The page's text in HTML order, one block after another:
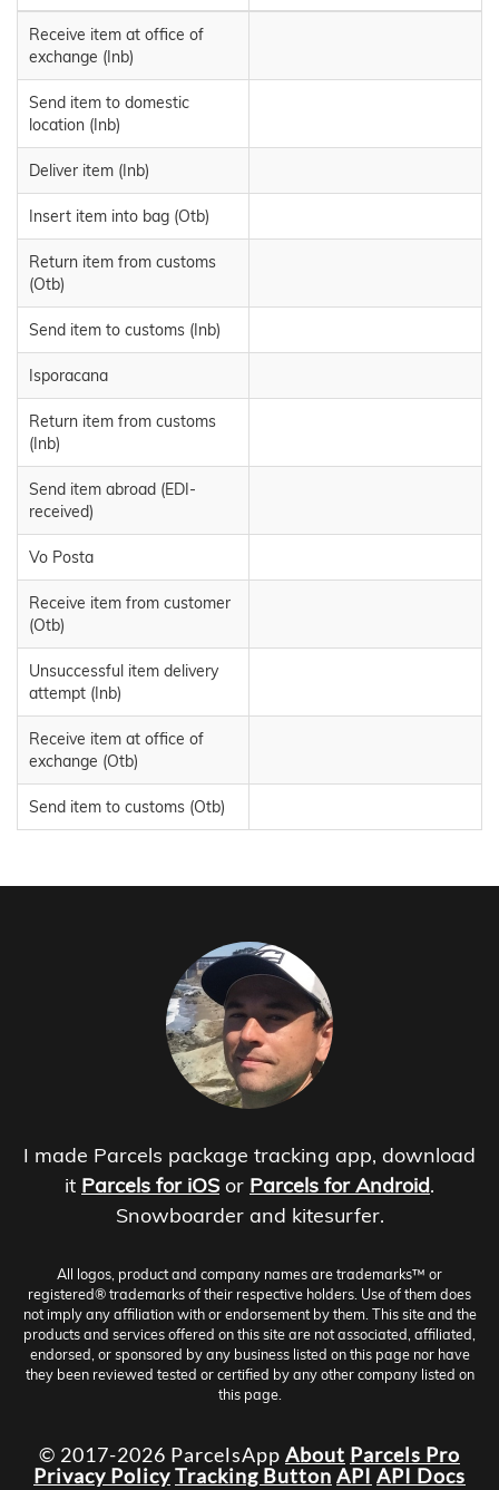
Receive item at office of
exchange (Inb)
Send item to domestic
location (Inb)
Deliver item (Inb)
Insert item into bag (Otb)
Return item from customs
(Otb)
Send item to customs (Inb)
Isporacana
Return item from customs
(Inb)
Send item abroad (EDI-
received)
Vo Posta
Receive item from customer
(Otb)
Unsuccessful item delivery
attempt (Inb)
Receive item at office of
exchange (Otb)
Send item to customs (Otb)
I made Parcels package tracking app, download
it Parcels for iOS or Parcels for Android.
Snowboarder and kitesurfer.
All logos, product and company names are trademarks™ or
registered® trademarks of their respective holders. Use of them does
not imply any affiliation with or endorsement by them. This site and the
products and services offered on this site are not associated, affiliated,
endorsed, or sponsored by any business listed on this page nor have
they been reviewed tested or certified by any other company listed on
this page.
© 2017-2026 ParcelsApp About Parcels Pro
Privacy PolicyTracking Button API API Docs